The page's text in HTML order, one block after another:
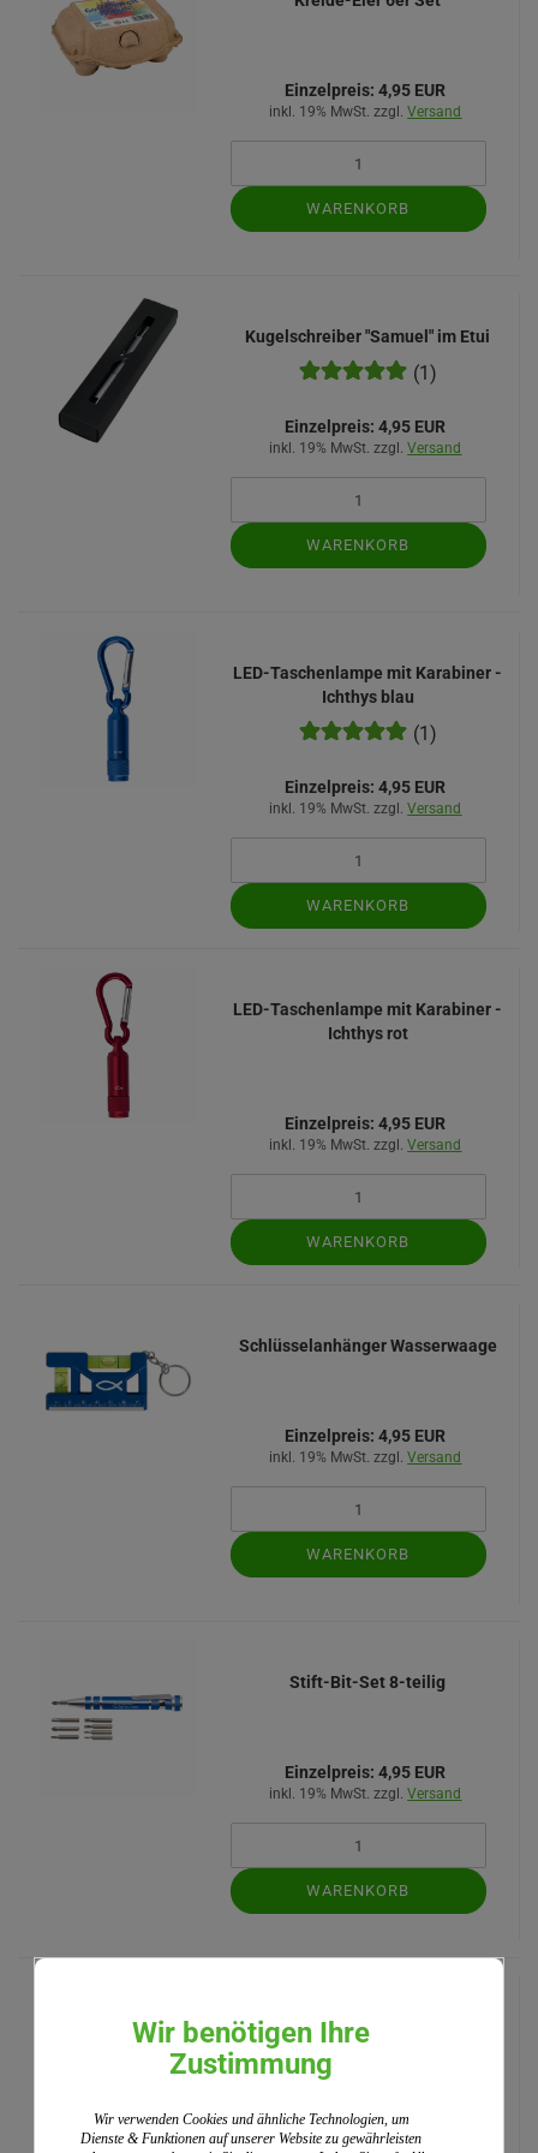
Einzelpreis: 4,95 EUR
inkl. 19% MwSt. zzgl.Versand
WARENKORB
Kugelschreiber "Samuel" im Etui
(1)
Einzelpreis: 4,95 EUR
inkl. 19% MwSt. zzgl.Versand
WARENKORB
LED-Taschenlampe mit Karabiner -
Ichthys blau
(1)
Einzelpreis: 4,95 EUR
inkl. 19% MwSt. zzgl.Versand
WARENKORB
LED-Taschenlampe mit Karabiner -
Ichthys rot
Einzelpreis: 4,95 EUR
inkl. 19% MwSt. zzgl.Versand
WARENKORB
Schlüsselanhänger Wasserwaage
Einzelpreis: 4,95 EUR
inkl. 19% MwSt. zzgl.Versand
WARENKORB
Stift-Bit-Set 8-teilig
Einzelpreis: 4,95 EUR
inkl. 19% MwSt. zzgl.Versand
WARENKORB
Teefilter Glas
ab 4,50 EUR
inkl. 19% MwSt. zzgl.Versand
Wir benötigen Ihre
Zustimmung
Wir verwenden Cookies und ähnliche Technologien, um
Dienste & Funktionen auf unserer Website zu gewährleisten